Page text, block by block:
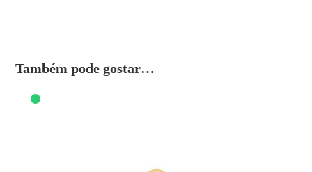
Também pode gostar…